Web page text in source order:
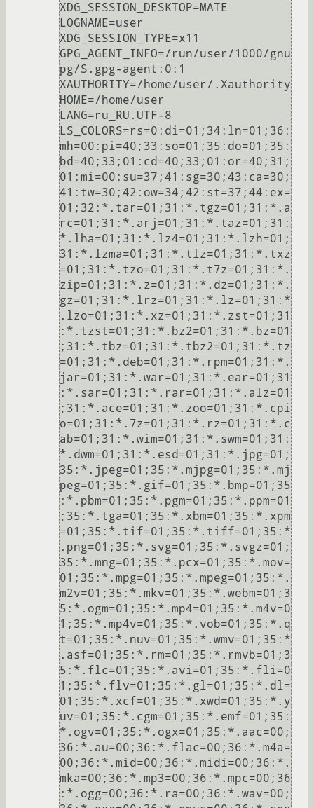
XDG_SESSION_DESKTOP=MATE
LOGNAME=user
XDG_SESSION_TYPE=x11
GPG_AGENT_INFO=/run/user/1000/gnu
pg/S.gpg-agent:0:1
XAUTHORITY=/home/user/.Xauthority
HOME=/home/user
LANG=ru_RU.UTF-8
LS_COLORS=rs=0:di=01;34:ln=01;36:
mh=00:pi=40;33:so=01;35:do=01;35:
bd=40;33;01:cd=40;33;01:or=40;31;
01:mi=00:su=37;41:sg=30;43:ca=30;
41:tw=30;42:ow=34;42:st=37;44:ex=
01;32:*.tar=01;31:*.tgz=01;31:*.a
rc=01;31:*.arj=01;31:*.taz=01;31:
*.lha=01;31:*.lz4=01;31:*.lzh=01;
31:*.lzma=01;31:*.tlz=01;31:*.txz
=01;31:*.tzo=01;31:*.t7z=01;31:*.
zip=01;31:*.z=01;31:*.dz=01;31:*.
gz=01;31:*.lrz=01;31:*.lz=01;31:*
.lzo=01;31:*.xz=01;31:*.zst=01;31
:*.tzst=01;31:*.bz2=01;31:*.bz=01
;31:*.tbz=01;31:*.tbz2=01;31:*.tz
=01;31:*.deb=01;31:*.rpm=01;31:*.
jar=01;31:*.war=01;31:*.ear=01;31
:*.sar=01;31:*.rar=01;31:*.alz=01
;31:*.ace=01;31:*.zoo=01;31:*.cpi
o=01;31:*.7z=01;31:*.rz=01;31:*.c
ab=01;31:*.wim=01;31:*.swm=01;31:
*.dwm=01;31:*.esd=01;31:*.jpg=01;
35:*.jpeg=01;35:*.mjpg=01;35:*.mj
peg=01;35:*.gif=01;35:*.bmp=01;35
:*.pbm=01;35:*.pgm=01;35:*.ppm=01
;35:*.tga=01;35:*.xbm=01;35:*.xpm
=01;35:*.tif=01;35:*.tiff=01;35:*
.png=01;35:*.svg=01;35:*.svgz=01;
35:*.mng=01;35:*.pcx=01;35:*.mov=
01;35:*.mpg=01;35:*.mpeg=01;35:*.
m2v=01;35:*.mkv=01;35:*.webm=01;3
5:*.ogm=01;35:*.mp4=01;35:*.m4v=0
1;35:*.mp4v=01;35:*.vob=01;35:*.q
t=01;35:*.nuv=01;35:*.wmv=01;35:*
.asf=01;35:*.rm=01;35:*.rmvb=01;3
5:*.flc=01;35:*.avi=01;35:*.fli=0
1;35:*.flv=01;35:*.gl=01;35:*.dl=
01;35:*.xcf=01;35:*.xwd=01;35:*.y
uv=01;35:*.cgm=01;35:*.emf=01;35:
*.ogv=01;35:*.ogx=01;35:*.aac=00;
36:*.au=00;36:*.flac=00;36:*.m4a=
00;36:*.mid=00;36:*.midi=00;36:*.
mka=00;36:*.mp3=00;36:*.mpc=00;36
:*.ogg=00;36:*.ra=00;36:*.wav=00;